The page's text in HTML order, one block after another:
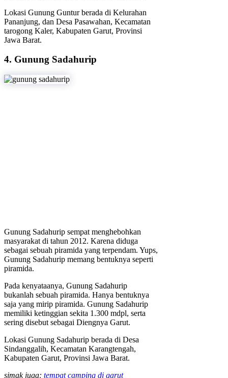
Lokasi Gunung Guntur berada di Kelurahan
Pananjung, dan Desa Pasawahan, Kecamatan
tarogong Kaler, Kabupaten Garut, Provinsi
Jawa Barat.
4. Gunung Sadahurip
Gunung Sadahurip sempat menghebohkan
masyarakat di tahun 2012. Karena diduga
sebagai sebuah piramida yang terpendam. Yups,
Gunung Sadahurip memang bentuknya seperti
piramida.
Pada kenyataanya, Gunung Sadahurip
bukanlah sebuah piramida. Hanya bentuknya
saja yang mirip piramida. Gunung Sadahurip
memiliki ketinggian sekita 1.300 mdpl, serta
sering disebut sebagai Diengnya Garut.
Lokasi Gunung Sadahurip berada di Desa
Sindanggalih, Kecamatan Karangtengah,
Kabupaten Garut, Provinsi Jawa Barat.
simak juga: tempat camping di garut